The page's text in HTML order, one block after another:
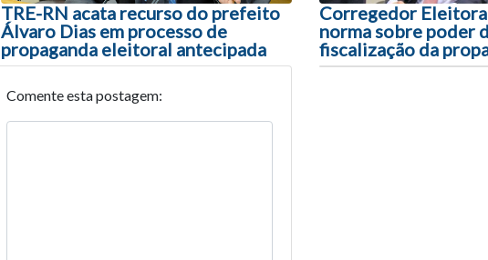
TRE-RN acata recurso do prefeito
Álvaro Dias em processo de
propaganda eleitoral antecipada
Corregedor
norma sobre poder
fiscalização da
Comente esta postagem: